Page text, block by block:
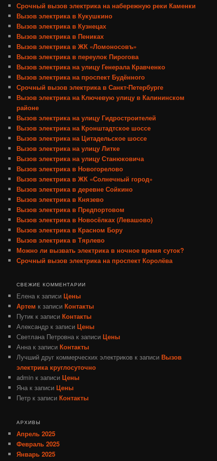
Срочный вызов электрика на набережную реки Каменки
Вызов электрика в Кукушкино
Вызов электрика в Кузнецах
Вызов электрика в Пениках
Вызов электрика в ЖК «Ломоносовъ»
Вызов электрика в переулок Пирогова
Вызов электрика на улицу Генерала Кравченко
Вызов электрика на проспект Будённого
Срочный вызов электрика в Санкт-Петербурге
Вызов электрика на Ключевую улицу в Калининском
районе
Вызов электрика на улицу Гидростроителей
Вызов электрика на Кронштадтское шоссе
Вызов электрика на Цитадельское шоссе
Вызов электрика на улицу Литке
Вызов электрика на улицу Станюковича
Вызов электрика в Новогорелово
Вызов электрика в ЖК «Солнечный город»
Вызов электрика в деревне Сойкино
Вызов электрика в Князево
Вызов электрика в Предпортовом
Вызов электрика в Новосёлках (Левашово)
Вызов электрика в Красном Бору
Вызов электрика в Тярлево
Можно ли вызвать электрика в ночное время суток?
Срочный вызов электрика на проспект Королёва
СВЕЖИЕ КОММЕНТАРИИ
Елена к записиЦены
Артем к записиКонтакты
Путик к записиКонтакты
Александр к записиЦены
Светлана Петровна к записиЦены
Анна к записиКонтакты
Лучший друг коммерческих электриков к записиВызов
электрика круглосуточно
admin к записиЦены
Яна к записиЦены
Петр к записиКонтакты
АРХИВЫ
Апрель 2025
Февраль 2025
Январь 2025